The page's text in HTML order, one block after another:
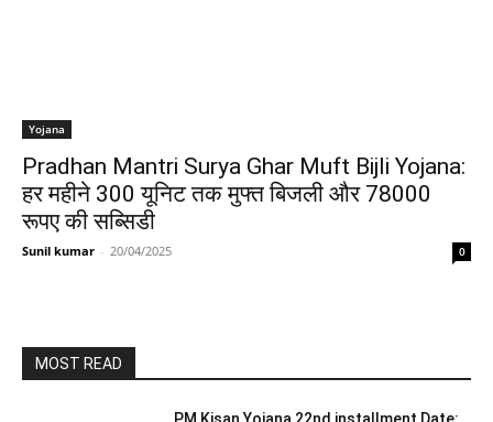
Yojana
Pradhan Mantri Surya Ghar Muft Bijli Yojana:
हर महीने 300 यूनिट तक मुफ्त बिजली और 78000
रूपए की सब्सिडी
Sunil kumar - 20/04/2025 0
MOST READ